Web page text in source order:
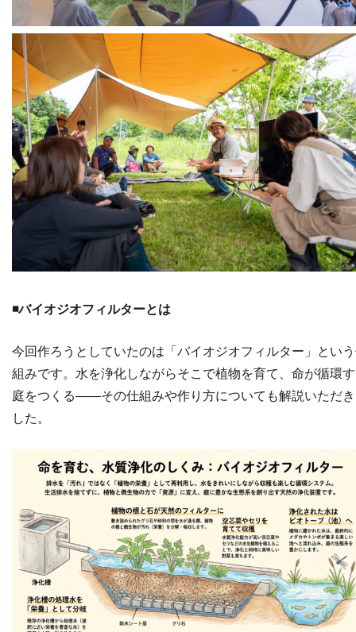
◾️バイオジオフィルターとは
今回作ろうとしていたのは「バイオジオフィルター」とい
組みです。水を浄化しながらそこで植物を育て、命が循環
庭をつくる——その仕組みや作り方についても解説いただ
した。